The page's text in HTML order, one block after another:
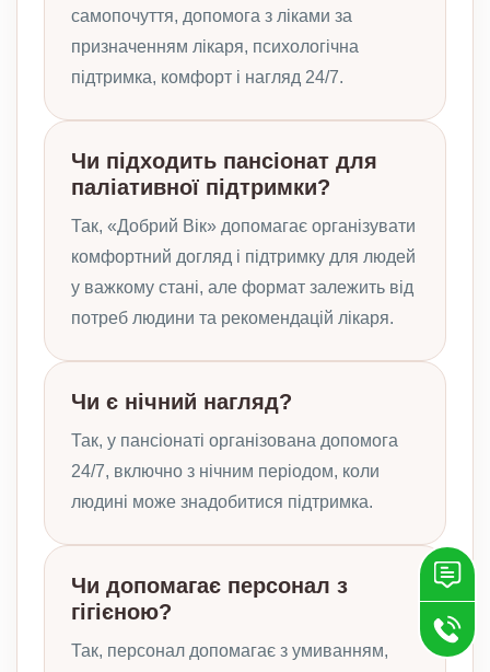
самопочуття, допомога з ліками за
призначенням лікаря, психологічна
підтримка, комфорт і нагляд 24/7.
Чи підходить пансіонат для
паліативної підтримки?
Так, «Добрий Вік» допомагає організувати
комфортний догляд і підтримку для людей
у важкому стані, але формат залежить від
потреб людини та рекомендацій лікаря.
Чи є нічний нагляд?
Так, у пансіонаті організована допомога
24/7, включно з нічним періодом, коли
людині може знадобитися підтримка.
Чи допомагає персонал з
гігієною?
Так, персонал допомагає з умиванням,